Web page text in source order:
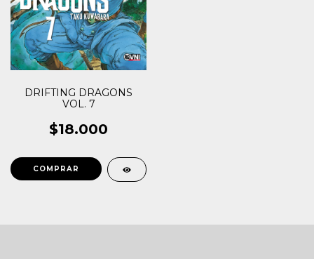
DRIFTING DRAGONS
VOL. 7
$18.000